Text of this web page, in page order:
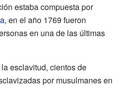
estaba compuesta por
, en el año 1769 fueron
en una de las últimas
esclavitud, cientos de
por musulmanes en